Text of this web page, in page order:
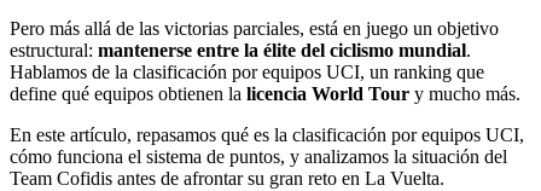
Pero más allá de las victorias parciales, está en juego un objetivo
estructural: mantenerse entre la élite del ciclismo mundial.
Hablamos de la clasificación por equipos UCI, un ranking que
define qué equipos obtienen la licencia World Tour y mucho más.
En este artículo, repasamos qué es la clasificación por equipos UCI,
cómo funciona el sistema de puntos, y analizamos la situación del
Team Cofidis antes de afrontar su gran reto en La Vuelta.